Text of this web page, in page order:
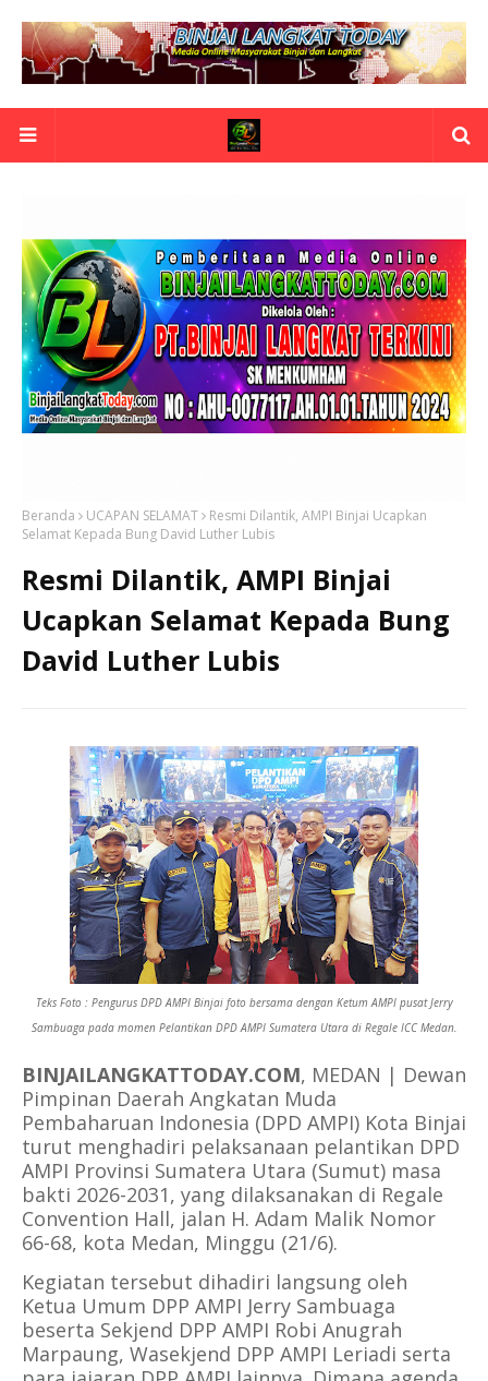
Beranda UCAPAN SELAMAT
Resmi Dilantik, AMPI Binjai Ucapkan
Selamat Kepada Bung David Luther Lubis
Resmi Dilantik, AMPI Binjai
Ucapkan Selamat Kepada Bung
David Luther Lubis
Teks Foto : Pengurus DPD AMPI Binjai foto bersama dengan Ketum AMPI pusat Jerry
Sambuaga pada momen Pelantikan DPD AMPI Sumatera Utara di Regale ICC Medan.
BINJAILANGKATTODAY.COM, MEDAN | Dewan
Pimpinan Daerah Angkatan Muda
Pembaharuan Indonesia (DPD AMPI) Kota Binjai
turut menghadiri pelaksanaan pelantikan DPD
AMPI Provinsi Sumatera Utara (Sumut) masa
bakti 2026-2031, yang dilaksanakan di Regale
Convention Hall, jalan H. Adam Malik Nomor
66-68, kota Medan, Minggu (21/6).
Kegiatan tersebut dihadiri langsung oleh
Ketua Umum DPP AMPI Jerry Sambuaga
beserta Sekjend DPP AMPI Robi Anugrah
Marpaung, Wasekjend DPP AMPI Leriadi serta